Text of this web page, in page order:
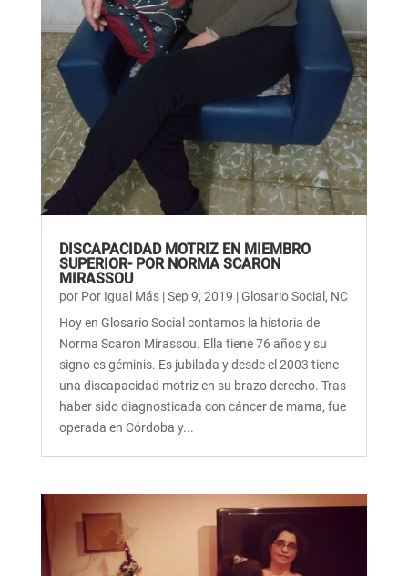
DISCAPACIDAD MOTRIZ EN MIEMBRO
SUPERIOR- POR NORMA SCARON
MIRASSOU
por Por Igual Más|Sep 9, 2019 |Glosario Social , NC
Hoy en Glosario Social contamos la historia de
Norma Scaron Mirassou. Ella tiene 76 años y su
signo es géminis. Es jubilada y desde el 2003 tiene
una discapacidad motriz en su brazo derecho. Tras
haber sido diagnosticada con cáncer de mama, fue
operada en Córdoba y...